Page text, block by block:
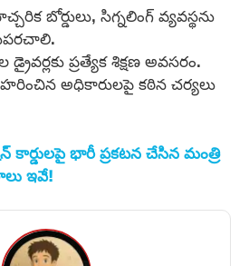
బోర్డులు, సిగ్నలింగ్ వ్యవస్థను
ప్రత్యేక శిక్షణ అవసరం.
అధికారులపై కఠిన చర్యలు
కార్డులపై భారీ ప్రకటన చేసిన మంత్రి
ఇవే!